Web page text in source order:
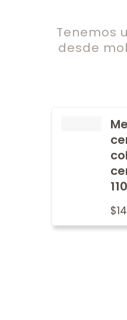
Tenemos
desde
$